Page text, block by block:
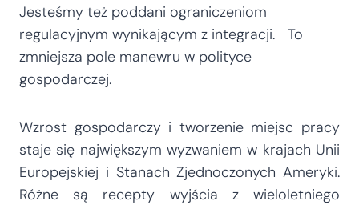
Jesteśmy też poddani ograniczeniom
regulacyjnym wynikającym z integracji. To
zmniejsza pole manewru w polityce
gospodarczej.
Wzrost gospodarczy i tworzenie miejsc pracy
staje się największym wyzwaniem w krajach Unii
Europejskiej i Stanach Zjednoczonych Ameryki.
Różne są recepty wyjścia z wieloletniego